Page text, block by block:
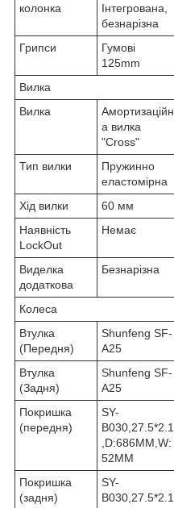
колонка
Інтегрована,
безнарізна
Грипси
Гумові
125mm
Вилка
Вилка
Амортизаційн
а вилка
"Cross"
Тип вилки
Пружинно
еластомірна
Хід вилки
60 мм
Наявність
LockOut
Немає
Виделка
додаткова
Безнарізна
Колеса
Втулка
(Передня)
Shunfeng SF-
A25
Втулка
(Задня)
Shunfeng SF-
A25
Покришка
(передня)
SY-
B030,27.5*2.1
,D:686MM,W:
52MM
Покришка
(задня)
SY-
B030,27.5*2.1